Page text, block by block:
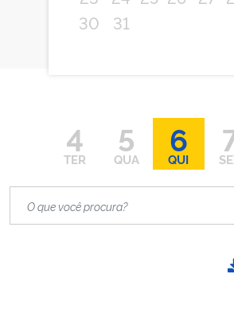
30
31
4
TER
5
QUA
6
QUI